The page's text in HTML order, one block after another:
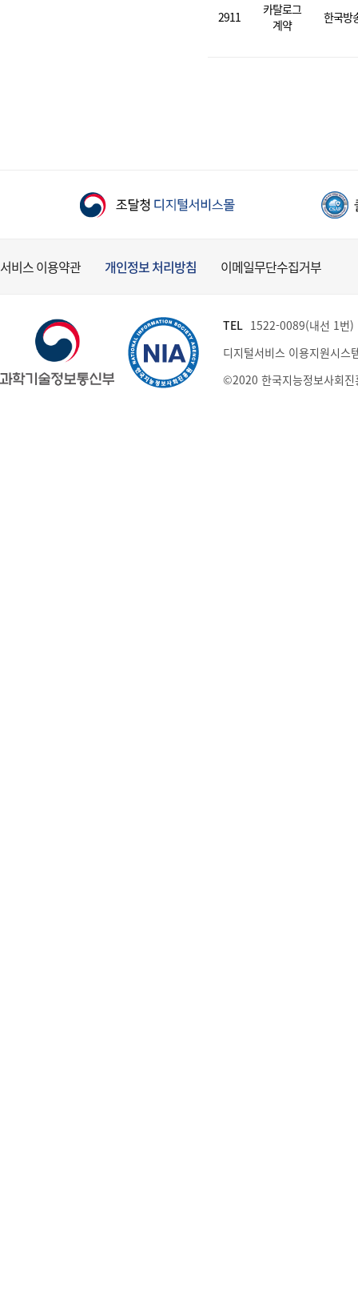
2911
카탈로그
계약
한국방
서비스 이용약관 개인정보 처리방침 이메일무단수집거부
TEL 1522-0089(내선 1번
디지털서비스 이용지원시스
©2020 한국지능정보사회진